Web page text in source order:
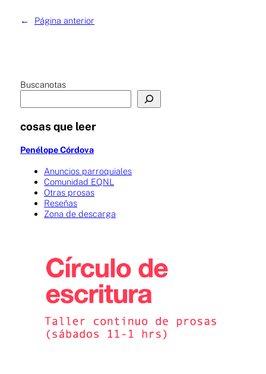
← Página anterior
Buscanotas
cosas que leer
Penélope Córdova
Anuncios parroquiales
Comunidad EQNL
Otras prosas
Reseñas
Zona de descarga